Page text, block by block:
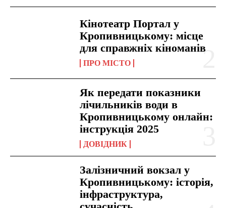
Кінотеатр Портал у
Кропивницькому: місце
для справжніх кіноманів
ПРО МІСТО
Як передати показники
лічильників води в
Кропивницькому онлайн:
інструкція 2025
ДОВІДНИК
Залізничний вокзал у
Кропивницькому: історія,
інфраструктура,